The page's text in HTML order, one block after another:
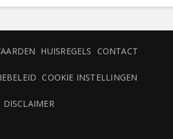
HUISREGELS CONTACT
COOKIE INSTELLINGEN
DISCLAIMER